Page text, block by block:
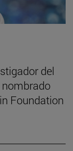
del
nombrado
Foundation